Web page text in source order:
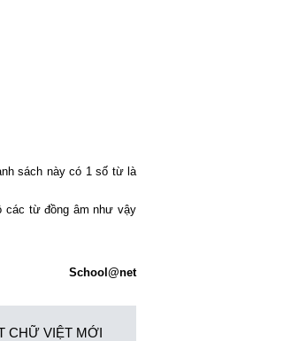
sách này có 1 số từ là
các từ đồng âm như vậy
School@net
CHỮ VIỆT MỚI